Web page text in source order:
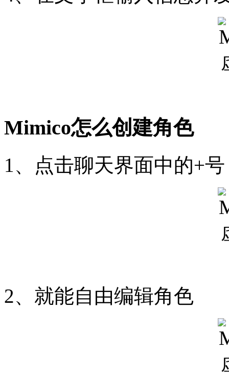
Mimico怎么创建角色
1、点击聊天界面中的+号
2、就能自由编辑角色